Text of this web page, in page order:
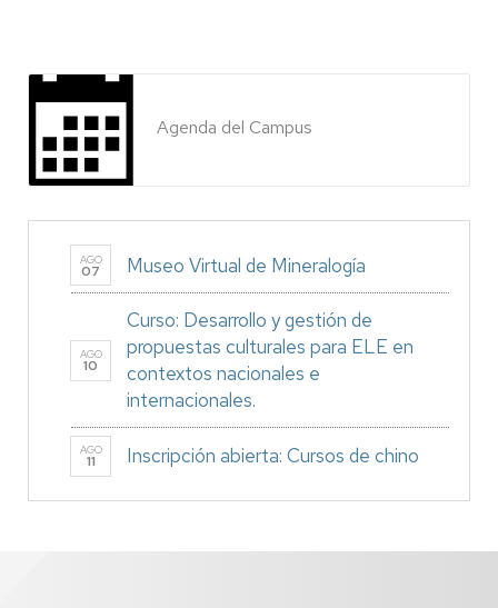
Agenda del Campus
AGO
07 Museo Virtual de Mineralogía
AGO
10
Curso: Desarrollo y gestión de
propuestas culturales para ELE en
contextos nacionales e
internacionales.
AGO
11 Inscripción abierta: Cursos de chino